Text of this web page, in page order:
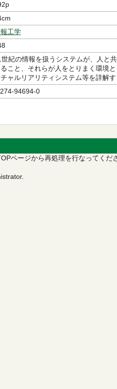
工学
世紀の情報を扱うシステムが、人と
こと、それらが人をとりまく環境
ャルリアリティシステム等を詳解
94694-0
ページから再処理を行なってくだ